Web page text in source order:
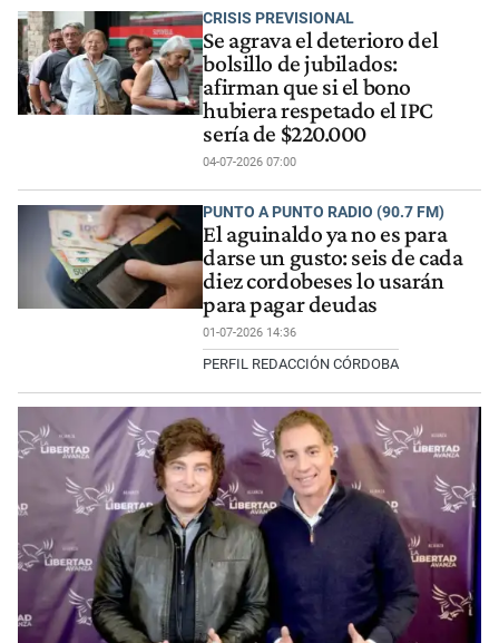
CRISIS PREVISIONAL
Se agrava el deterioro del
bolsillo de jubilados:
afirman que si el bono
hubiera respetado el IPC
sería de $220.000
04-07-2026 07:00
PUNTO A PUNTO RADIO (90.7 FM)
El aguinaldo ya no es para
darse un gusto: seis de cada
diez cordobeses lo usarán
para pagar deudas
01-07-2026 14:36
PERFIL REDACCIÓN CÓRDOBA